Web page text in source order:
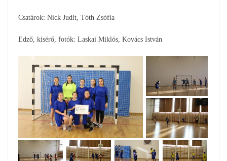
Csatárok: Nick Judit, Tóth Zsófia
Edző, kísérő, fotók: Laskai Miklós, Kovács István